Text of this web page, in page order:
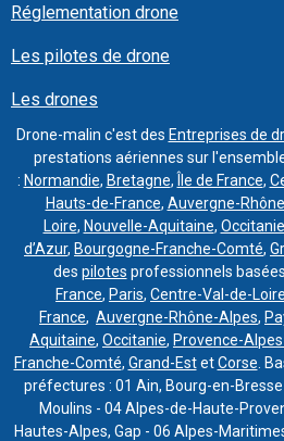
Réglementation drone
Les pilotes de drone
Les drones
Drone-malin c'est des Entreprises de
prestations aériennes sur
: Normandie, Bretagne, Île de France,
Hauts-de-France, Auvergne-
Loire, Nouvelle-Aquitaine, Occitanie
d’Azur, Bourgogne-Franche-Comté,
des pilotes professionnels
France, Paris, Centre-Val-de-Loire
France, Auvergne-Rhône-Alpes,
Aquitaine, Occitanie, Provence-
Franche-Comté, Grand-EstetCorse .
préfectures : 01 Ain, Bourg-en-
Moulins - 04 Alpes-de-Haute-
Hautes-Alpes, Gap - 06 Alpes-